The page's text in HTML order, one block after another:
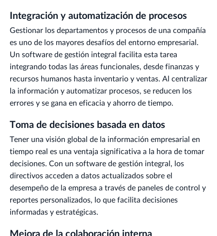
Integración y automatización de procesos
Gestionar los departamentos y procesos de una compañía
es uno de los mayores desafíos del entorno empresarial.
Un software de gestión integral facilita esta tarea
integrando todas las áreas funcionales, desde finanzas y
recursos humanos hasta inventario y ventas. Al centralizar
la información y automatizar procesos, se reducen los
errores y se gana en eficacia y ahorro de tiempo.
Toma de decisiones basada en datos
Tener una visión global de la información empresarial en
tiempo real es una ventaja significativa a la hora de tomar
decisiones. Con un software de gestión integral, los
directivos acceden a datos actualizados sobre el
desempeño de la empresa a través de paneles de control y
reportes personalizados, lo que facilita decisiones
informadas y estratégicas.